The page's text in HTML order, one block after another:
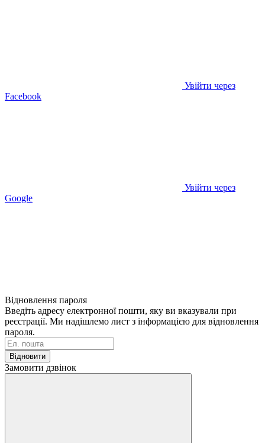
Увійти через
Facebook
Увійти через
Google
Відновлення пароля
Введіть адресу електронної пошти, яку ви вказували при
реєстрації. Ми надішлемо лист з інформацією для відновлення
пароля.
Відновити
Замовити дзвінок